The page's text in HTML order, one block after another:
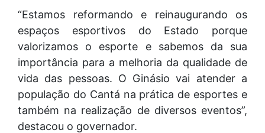
“Estamos reformando e reinaugurando os
espaços esportivos do Estado porque
valorizamos o esporte e sabemos da sua
importância para a melhoria da qualidade de
vida das pessoas. O Ginásio vai atender a
população do Cantá na prática de esportes e
também na realização de diversos eventos”,
destacou o governador.